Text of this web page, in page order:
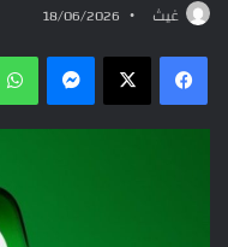
غيث 18/06/2026
ماسنجر